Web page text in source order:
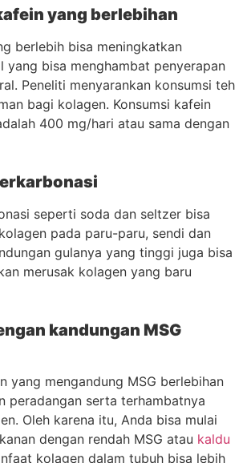
yang berlebihan
berlebih bisa meningkatkan
yang bisa menghambat penyerapan
Peneliti menyarankan konsumsi teh
bagi kolagen. Konsumsi kafein
400 mg/hari atau sama dengan
seperti soda dan seltzer bisa
pada paru-paru, sendi dan
gulanya yang tinggi juga bisa
merusak kolagen yang baru
kandungan MSG
yang mengandung MSG berlebihan
peradangan serta terhambatnya
Oleh karena itu, Anda bisa mulai
dengan rendah MSG atau kaldu
kolagen dalam tubuh bisa lebih